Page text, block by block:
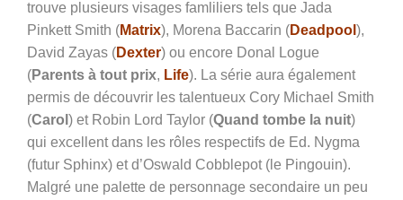
trouve plusieurs visages famliliers tels que Jada
Pinkett Smith (Matrix), Morena Baccarin (Deadpool ),
David Zayas (Dexter) ou encore Donal Logue
(Parents à tout prix, Life). La série aura également
permis de découvrir les talentueux Cory Michael Smith
(Carol ) et Robin Lord Taylor (Quand tombe la nuit)
qui excellent dans les rôles respectifs de Ed. Nygma
(futur Sphinx) et d’Oswald Cobblepot (le Pingouin).
Malgré une palette de personnage secondaire un peu